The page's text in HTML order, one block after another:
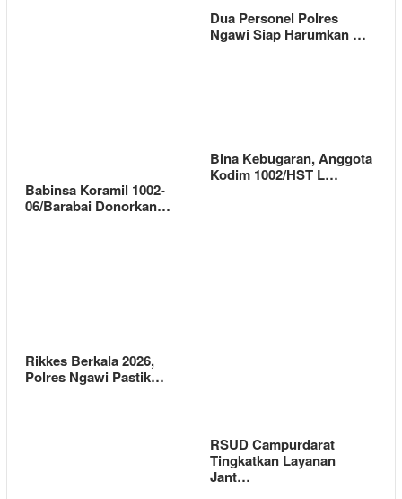
Dua Personel Polres
Ngawi Siap Harumkan …
Babinsa Koramil 1002-
06/Barabai Donorkan…
Bina Kebugaran, Anggota
Kodim 1002/HST L…
Rikkes Berkala 2026,
Polres Ngawi Pastik…
RSUD Campurdarat
Tingkatkan Layanan
Jant…